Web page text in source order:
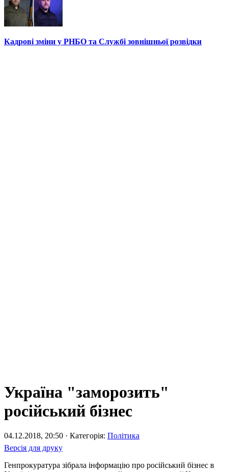
Кадрові зміни у РНБО та Службі зовнішньої розвідки
Україна "заморозить"
російський бізнес
04.12.2018, 20:50 · Категорія: Політика
Версія для друку
Генпрокуратура зібрала інформацію про російський бізнес в